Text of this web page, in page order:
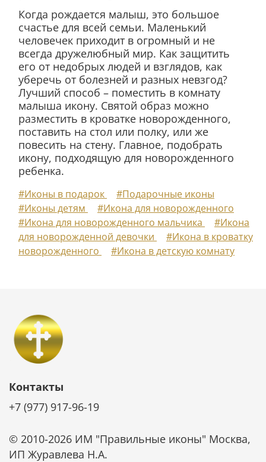
Когда рождается малыш, это большое
счастье для всей семьи. Маленький
человечек приходит в огромный и не
всегда дружелюбный мир. Как защитить
его от недобрых людей и взглядов, как
уберечь от болезней и разных невзгод?
Лучший способ – поместить в комнату
малыша икону. Святой образ можно
разместить в кроватке новорожденного,
поставить на стол или полку, или же
повесить на стену. Главное, подобрать
икону, подходящую для новорожденного
ребенка.
#Иконы в подарок
#Подарочные иконы
#Иконы детям
#Икона для новорожденного
#Икона для новорожденного мальчика
#Икона
для новорожденной девочки
#Икона в кроватку
новорожденного
#Икона в детскую комнату
Контакты
+7 (977) 917-96-19
© 2010-2026 ИМ "Правильные иконы" Москва,
ИП Журавлева Н.А.